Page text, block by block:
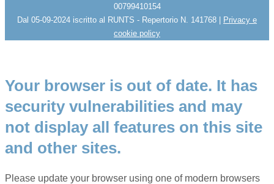
00799410154
Dal 05-09-2024 iscritto al RUNTS - Repertorio N. 141768 |
Privacy e
cookie policy
Your browser is out of date. It has
security vulnerabilities and may
not display all features on this site
and other sites.
Please update your browser using one of modern browsers